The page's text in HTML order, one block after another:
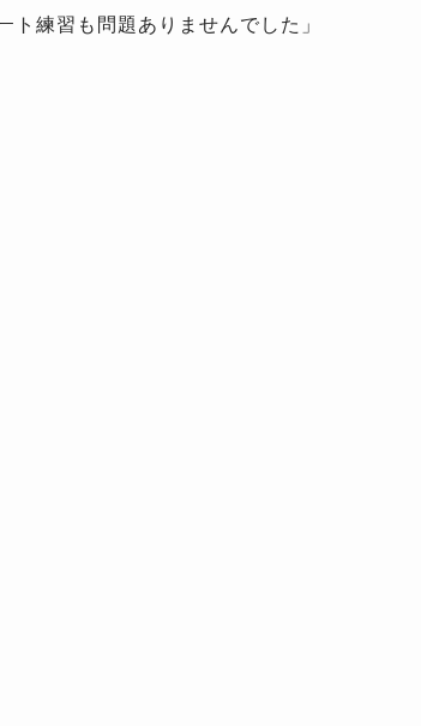
ト練習も問題ありませんでした」